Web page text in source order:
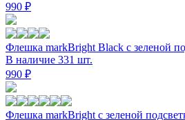
990 ₽
Флешка markBright Black с зеленой
В наличие 331 шт.
990 ₽
Флешка markBright с зеленой